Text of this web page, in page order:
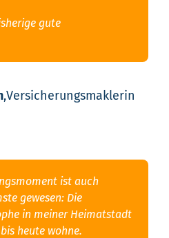
gute
,Versicherungsmaklerin
ist auch
gewesen: Die
in meiner Heimatstadt
heute wohne.